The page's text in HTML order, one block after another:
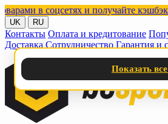
в соцсетях и получайте кэшбэк!
UK RU
Контакты Оплата и кредитование
Доставка Сотрудничество Гарантия и
Показать